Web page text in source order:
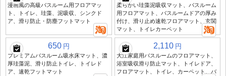
漫画風の高級バスルーム用フロアマッ
ト、トイレ、珪藻、泥吸収、シンクド
ア、滑り防止・防塵フットマット
柔らかい珪藻泥吸収マット、バスルーム
用フロアマット、バスルームドアの厚み
付け、滑り止め速乾フロアマット、玄関
マット、トイレカーペット
650 円
プレミアムバスルーム吸水床マット、濃
厚珪藻泥、滑り防止トイレ、トイレド
ア、速乾フットマット
2,110 円
大江家庭用バスルームのフロアマット、
浴室吸収滑り防止マット、トイレドア、
フロアマット、トイレ、カーペット、バ